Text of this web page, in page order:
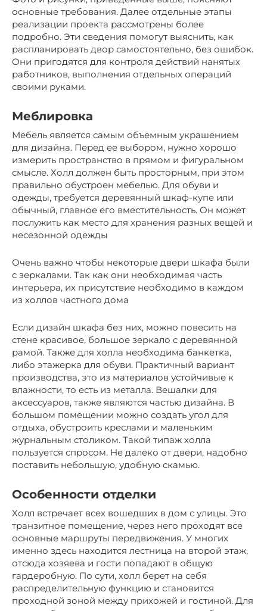
основные требования. Далее отдельные этапы
реализации проекта рассмотрены более
подробно. Эти сведения помогут выяснить, как
распланировать двор самостоятельно, без ошибок.
Они пригодятся для контроля действий нанятых
работников, выполнения отдельных операций
своими руками.
Меблировка
Мебель является самым объемным украшением
для дизайна. Перед ее выбором, нужно хорошо
измерить пространство в прямом и фигуральном
смысле. Холл должен быть просторным, при этом
правильно обустроен мебелью. Для обуви и
одежды, требуется деревянный шкаф-купе или
обычный, главное его вместительность. Он может
послужить как место для хранения разных вещей и
несезонной одежды
Очень важно чтобы некоторые двери шкафа были
с зеркалами. Так как они необходимая часть
интерьера, их присутствие необходимо в каждом
из холлов частного дома
Если дизайн шкафа без них, можно повесить на
стене красивое, большое зеркало с деревянной
рамой. Также для холла необходима банкетка,
либо этажерка для обуви. Практичный вариант
производства, это из материалов устойчивые к
влажности, то есть из металла. Вешалки для
аксессуаров, также являются частью дизайна. В
большом помещении можно создать угол для
отдыха, обустроить креслами и маленьким
журнальным столиком. Такой типаж холла
пользуется спросом. Не далеко от двери, надобно
поставить небольшую, удобную скамью.
Особенности отделки
Холл встречает всех вошедших в дом с улицы. Это
транзитное помещение, через него проходят все
основные маршруты передвижения. У многих
именно здесь находится лестница на второй этаж,
отсюда хозяева и гости попадают в общую
гардеробную. По сути, холл берет на себя
распределительную функцию и становится
проходной зоной между прихожей и гостиной. Для